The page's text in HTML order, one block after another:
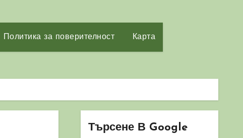
Политика за поверителност Карта
Търсене В Google